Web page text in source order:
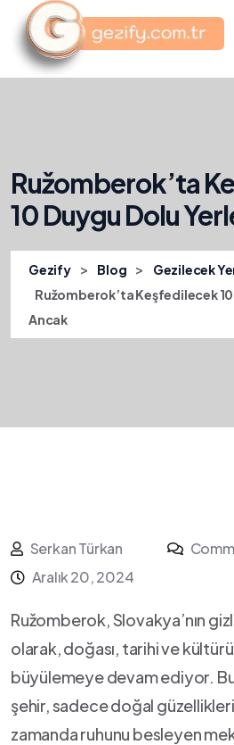
Ružomberok’ta
10 Duygu Dolu
Gezify > Blog > Gezilecek
Ružomberok’ta Keşfedilecek
Ancak
Serkan Türkan
Aralık 20, 2024
Ružomberok, Slovakya’nın
olarak, doğası, tarihi ve
⁣büyülemeye devam ediyor.
şehir, sadece doğal
zamanda ruhunu besleyen